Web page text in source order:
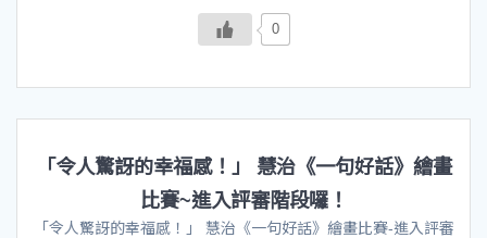
0
「令人驚訝的幸福感！」 慧治《一句好話》繪畫
比賽~進入評審階段囉！
「令人驚訝的幸福感！」 慧治《一句好話》繪畫比賽-進入評審